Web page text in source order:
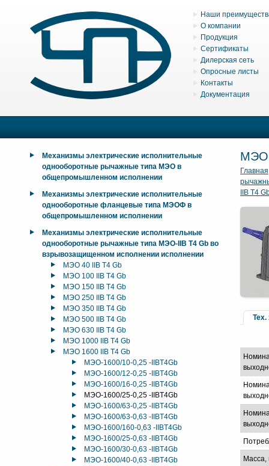
Наши
О компании
Продукция
Сертификаты
Дилерская сеть
Опросные листы
Контакты
Документация
Механизмы электрические исполнительные
однооборотные рычажные типа МЭО в
общепромышленном исполнении
Механизмы электрические исполнительные
однооборотные фланцевые типа МЭОФ в
общепромышленном исполнении
Механизмы электрические исполнительные
однооборотные рычажные типа МЭО-IIB T4 Gb во
взрывозащищенном исполнении исполнении
МЭО 40 IIB T4 Gb
МЭО 100 IIB T4 Gb
МЭО 150 IIB T4 Gb
МЭО 250 IIB T4 Gb
МЭО 350 IIB T4 Gb
МЭО 500 IIB T4 Gb
МЭО 630 IIB T4 Gb
МЭО 1000 IIB T4 Gb
МЭО 1600 IIB T4 Gb
МЭО-1600/10-0,25 -IIBT4Gb
МЭО-1600/12-0,25 -IIBT4Gb
МЭО-1600/16-0,25 -IIBT4Gb
МЭО-1600/25-0,25 -IIBT4Gb
МЭО-1600/63-0,25 -IIBT4Gb
МЭО-1600/63-0,63 -IIBT4Gb
МЭО-1600/160-0,63 -IIBT4Gb
МЭО-1600/25-0,63 -IIBT4Gb
МЭО-1600/30-0,63 -IIBT4Gb
МЭО-1600/40-0,63 -IIBT4Gb
МЭО
Главная
IIB T4
Тех.
Масса,